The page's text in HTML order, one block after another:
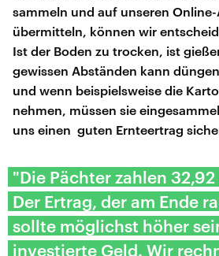
sammeln und auf unseren
übermitteln, können wir
Ist der Boden zu trocken, ist
gewissen Abständen kann
und wenn beispielsweise die
nehmen, müssen sie
uns einen guten Ernteertrag
"Die Pächter zahlen
Der Ertrag, der am Ende
sollte möglichst höher
investierte Geld. Wir